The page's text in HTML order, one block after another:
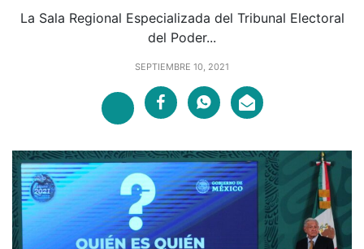
La Sala Regional Especializada del Tribunal Electoral
del Poder...
SEPTIEMBRE 10, 2021